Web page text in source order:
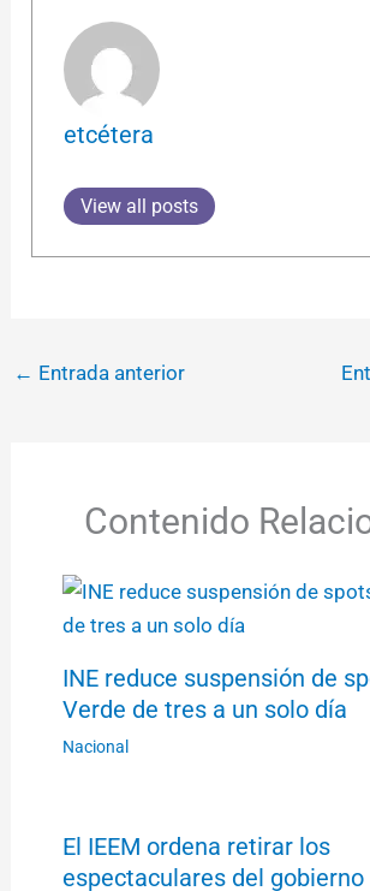
etcétera
View all posts
← Entrada anterior
Contenido
INE reduce suspensión de
Verde de tres a un solo día
Nacional
El IEEM ordena retirar los
espectaculares del gobierno